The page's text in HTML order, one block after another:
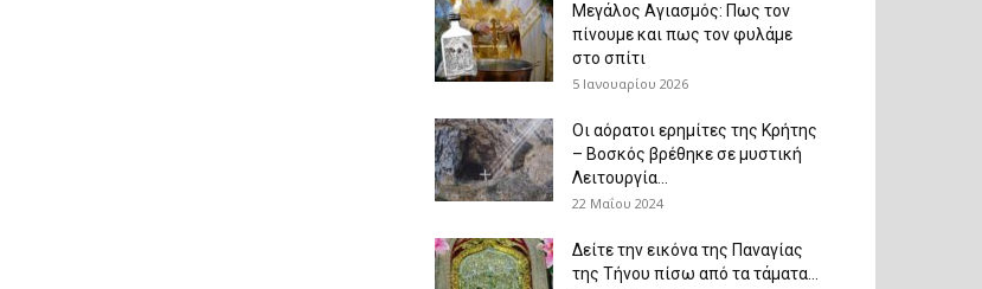
Μεγάλος Αγιασμός: Πως τον
πίνουμε και πως τον φυλάμε
στο σπίτι
5 Ιανουαρίου 2026
Οι αόρατοι ερημίτες της Κρήτης
– Βοσκός βρέθηκε σε μυστική
Λειτουργία...
22 Μαΐου 2024
Δείτε την εικόνα της Παναγίας
της Τήνου πίσω από τα τάματα...